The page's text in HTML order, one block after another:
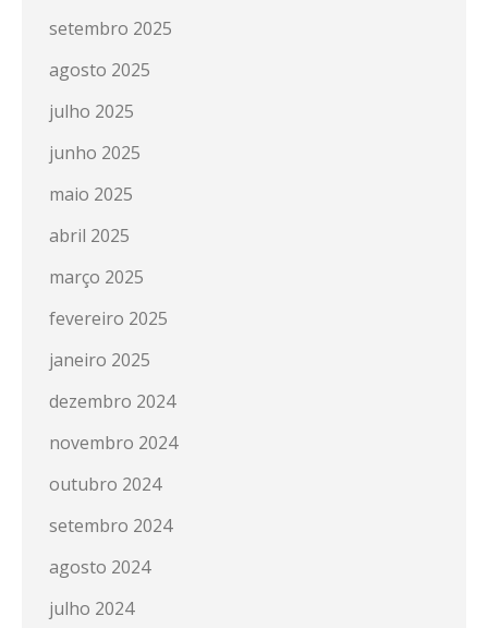
setembro 2025
agosto 2025
julho 2025
junho 2025
maio 2025
abril 2025
março 2025
fevereiro 2025
janeiro 2025
dezembro 2024
novembro 2024
outubro 2024
setembro 2024
agosto 2024
julho 2024